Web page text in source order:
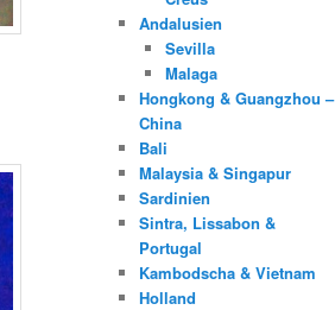
Andalusien
Sevilla
Malaga
Hongkong & Guangzhou –
China
Bali
Malaysia & Singapur
Sardinien
Sintra, Lissabon &
Portugal
Kambodscha & Vietnam
Holland